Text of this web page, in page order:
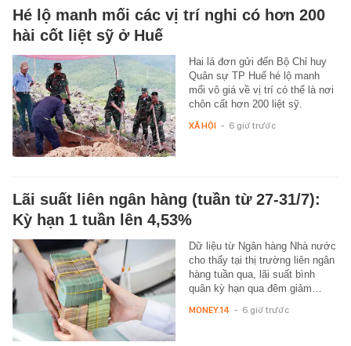
Hé lộ manh mối các vị trí nghi có hơn 200
hài cốt liệt sỹ ở Huế
Hai lá đơn gửi đến Bộ Chỉ huy
Quân sự TP Huế hé lộ manh
mối vô giá về vị trí có thể là nơi
chôn cất hơn 200 liệt sỹ.
XÃ HỘI - 6 giờ trước
Lãi suất liên ngân hàng (tuần từ 27-31/7):
Kỳ hạn 1 tuần lên 4,53%
Dữ liệu từ Ngân hàng Nhà nước
cho thấy tại thị trường liên ngân
hàng tuần qua, lãi suất bình
quân kỳ hạn qua đêm giảm…
MONEY.14 - 6 giờ trước